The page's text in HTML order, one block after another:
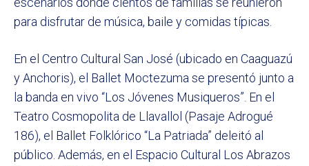
para disfrutar de música, baile y comidas típicas.
En el Centro Cultural San José (ubicado en Caaguazú
y Anchoris), el Ballet Moctezuma se presentó junto a
la banda en vivo “Los Jóvenes Musiqueros”. En el
Teatro Cosmopolita de Llavallol (Pasaje Adrogué
186), el Ballet Folklórico “La Patriada” deleitó al
público. Además, en el Espacio Cultural Los Abrazos